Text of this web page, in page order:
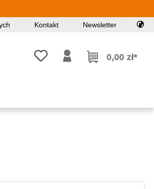
Kontakt Newsletter
Masz 0 przedmioty na liście
0,00 zł*